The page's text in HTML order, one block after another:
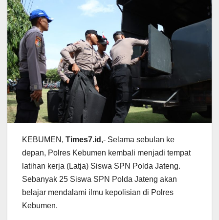
KEBUMEN, Times7.id ,- Selama sebulan ke
depan, Polres Kebumen kembali menjadi tempat
latihan kerja (Latja) Siswa SPN Polda Jateng.
Sebanyak 25 Siswa SPN Polda Jateng akan
belajar mendalami ilmu kepolisian di Polres
Kebumen.